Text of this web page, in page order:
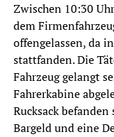
Zwischen 10:30
dem
offengelassen, da
stattfanden. Die
Fahrzeug gelangt
Fahrerkabine
Rucksack
Bargeld und eine